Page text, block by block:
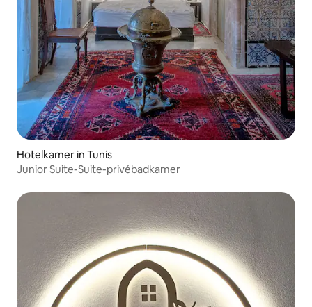
Hotelkamer in Tunis
Junior Suite-Suite-privébadkamer